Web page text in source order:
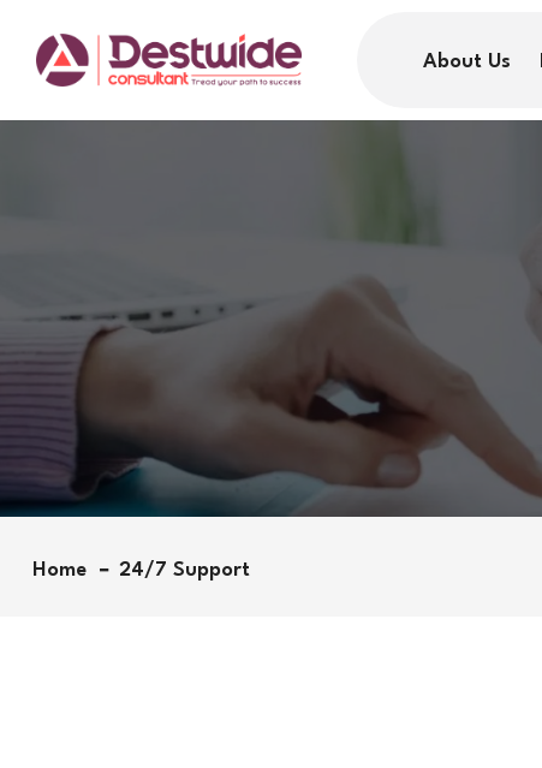
About Us
Home 24/7 Support